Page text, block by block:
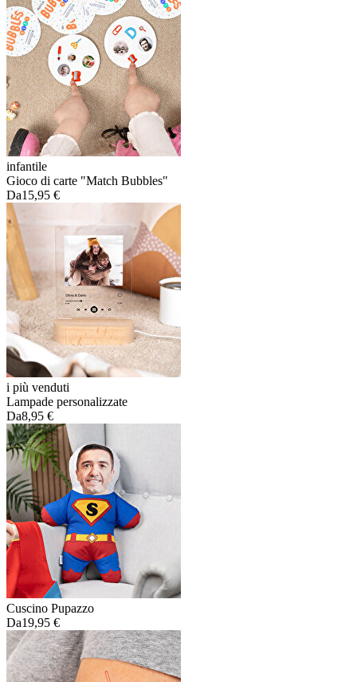
infantile
Gioco di carte "Match Bubbles"
Da15,95 €
i più venduti
Lampade personalizzate
Da8,95 €
Cuscino Pupazzo
Da19,95 €